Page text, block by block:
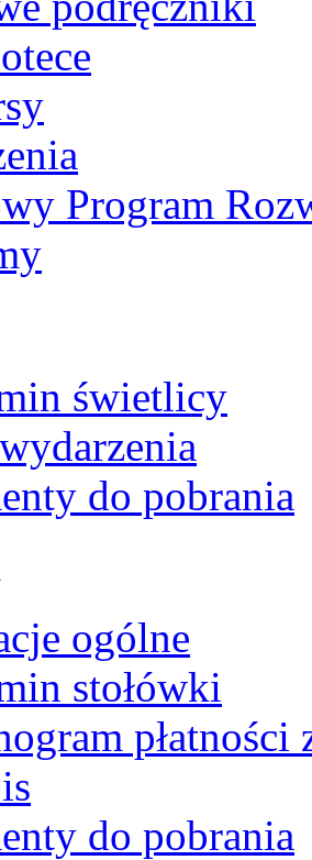
Program
świetlicy
do pobrania
ogólne
stołówki
płatności
do pobrania